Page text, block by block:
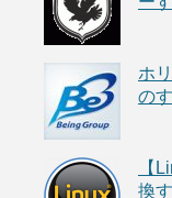
ホ
の
【
換